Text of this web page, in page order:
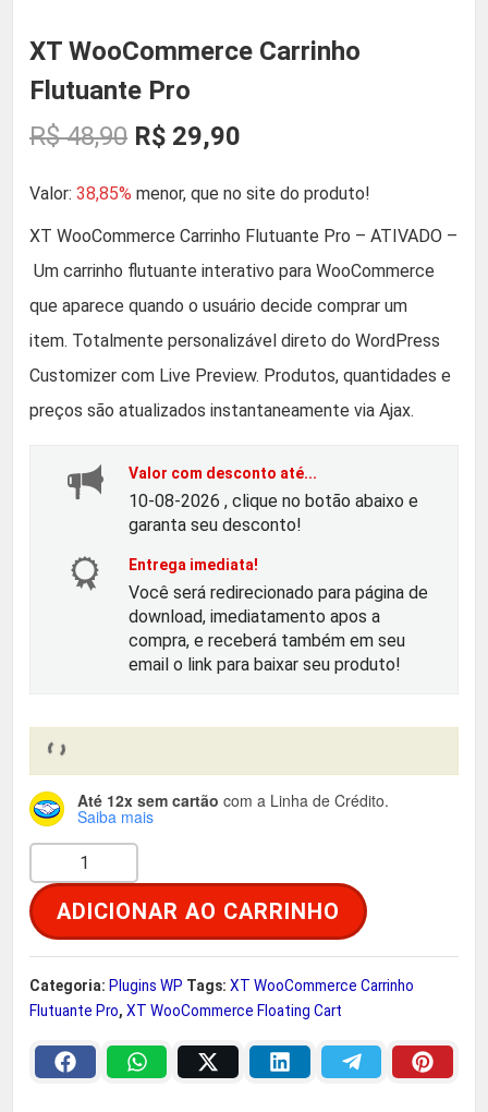
XT WooCommerce Carrinho
Flutuante Pro
R$48,90 O
p
r
ç
r
i
g
i
l
r
a
:
R
R$ 29,90
p
r
e
ç
t
u
a
l
R
2
9
Valor: 38,85% menor, que no site do produto!
XT WooCommerce Carrinho Flutuante Pro – ATIVADO –
Um carrinho flutuante interativo para WooCommerce
que aparece quando o usuário decide comprar um
item. Totalmente personalizável direto do WordPress
Customizer com Live Preview. Produtos, quantidades e
preços são atualizados instantaneamente via Ajax.
Valor com desconto até...
10-08-2026 , clique no botão abaixo e
garanta seu desconto!
Entrega imediata!
Você será redirecionado para página de
download, imediatamento apos a
compra, e receberá também em seu
email o link para baixar seu produto!
Até 12x sem cartão com a Linha de Crédito.
Saiba mais
T
W
o
C
ADICIONAR AO CARRINHO
Categoria: Plugins WP Tags: XT WooCommerce Carrinho
Flutuante Pro, XT WooCommerce Floating Cart